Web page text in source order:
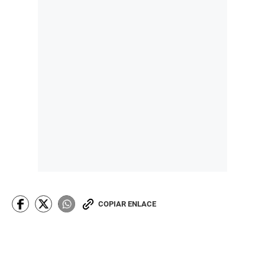
COPIAR ENLACE